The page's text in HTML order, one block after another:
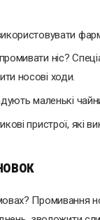
ніс?
носові ходи.
маленькі
пристрої, які
Промивання